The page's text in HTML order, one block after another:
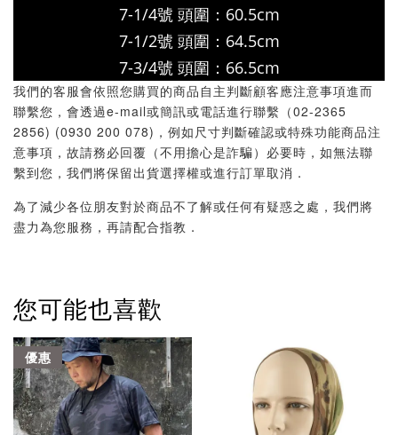
7-1/4號 頭圍：60.5cm
7-1/2號 頭圍：64.5cm
7-3/4號 頭圍：66.5cm
我們的客服會依照您購買的商品自主判斷顧客應注意事項進而
聯繫您，會透過e-mail或簡訊或電話進行聯繫（02-2365
2856) (0930 200 078)，例如尺寸判斷確認或特殊功能商品注
意事項，故請務必回覆（不用擔心是詐騙）必要時，如無法聯
繫到您，我們將保留出貨選擇權或進行訂單取消．
為了減少各位朋友對於商品不了解或任何有疑惑之處，我們將
盡力為您服務，再請配合指教．
您可能也喜歡
優惠